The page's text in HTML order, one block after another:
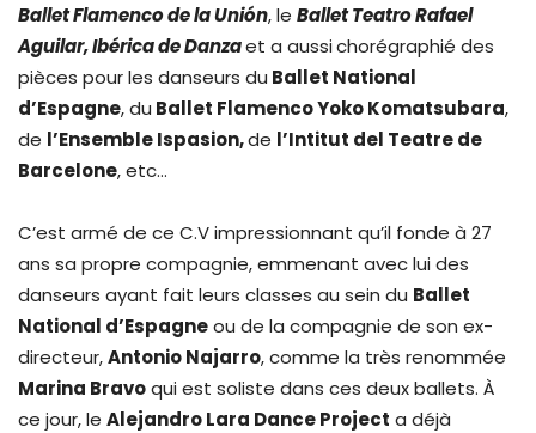
Ballet Flamenco de la Unión, le Ballet Teatro Rafael
Aguilar, Ibérica de Danzaet a aussichorégraphié des
pièces pour les danseurs du Ballet National
d’Espagne, du Ballet Flamenco Yoko Komatsubara,
de l’Ensemble Ispasion,de l’Intitut del Teatre de
Barcelone, etc…
C’est armé de ce C.V impressionnant qu’il fonde à 27
ans sa propre compagnie, emmenant avec lui des
danseurs ayant fait leurs classes au sein du Ballet
National d’Espagneou de la compagnie de son ex-
directeur,Antonio Najarro, comme la très renommée
Marina Bravoqui est soliste dans ces deux ballets. À
ce jour, le Alejandro Lara Dance Project a déjà